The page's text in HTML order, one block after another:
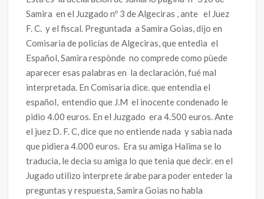
Samira en el Juzgado nº 3 de Algeciras , ante el Juez
F. C. y el fiscal. Preguntada a Samira Goias, dijo en
Comisaria de policías de Algeciras, que entedia el
Español, Samira respònde no comprede como pùede
aparecer esas palabras en la declaración, fué mal
interpretada. En Comisaria dice. que entendia el
español, entendio que J.M el inocente condenado le
pidio 4.00 euros. En el Juzgado era 4.500 euros. Ante
el juez D. F. C, dice que no entiende nada y sabia nada
que pidiera 4.000 euros. Era su amiga Halima se lo
traducia, le decia su amiga lo que tenia que decir. en el
Jugado utilizo interprete árabe para poder enteder la
preguntas y respuesta, Samira Goias no habla